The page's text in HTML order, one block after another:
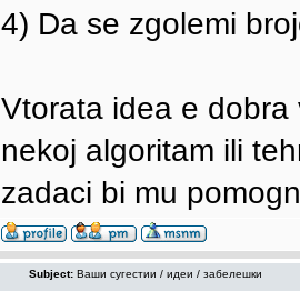
4) Da se zgolemi
Vtorata idea e
nekoj algoritam ili
zadaci bi mu
Subject: Ваши сугестии / идеи / забелешки